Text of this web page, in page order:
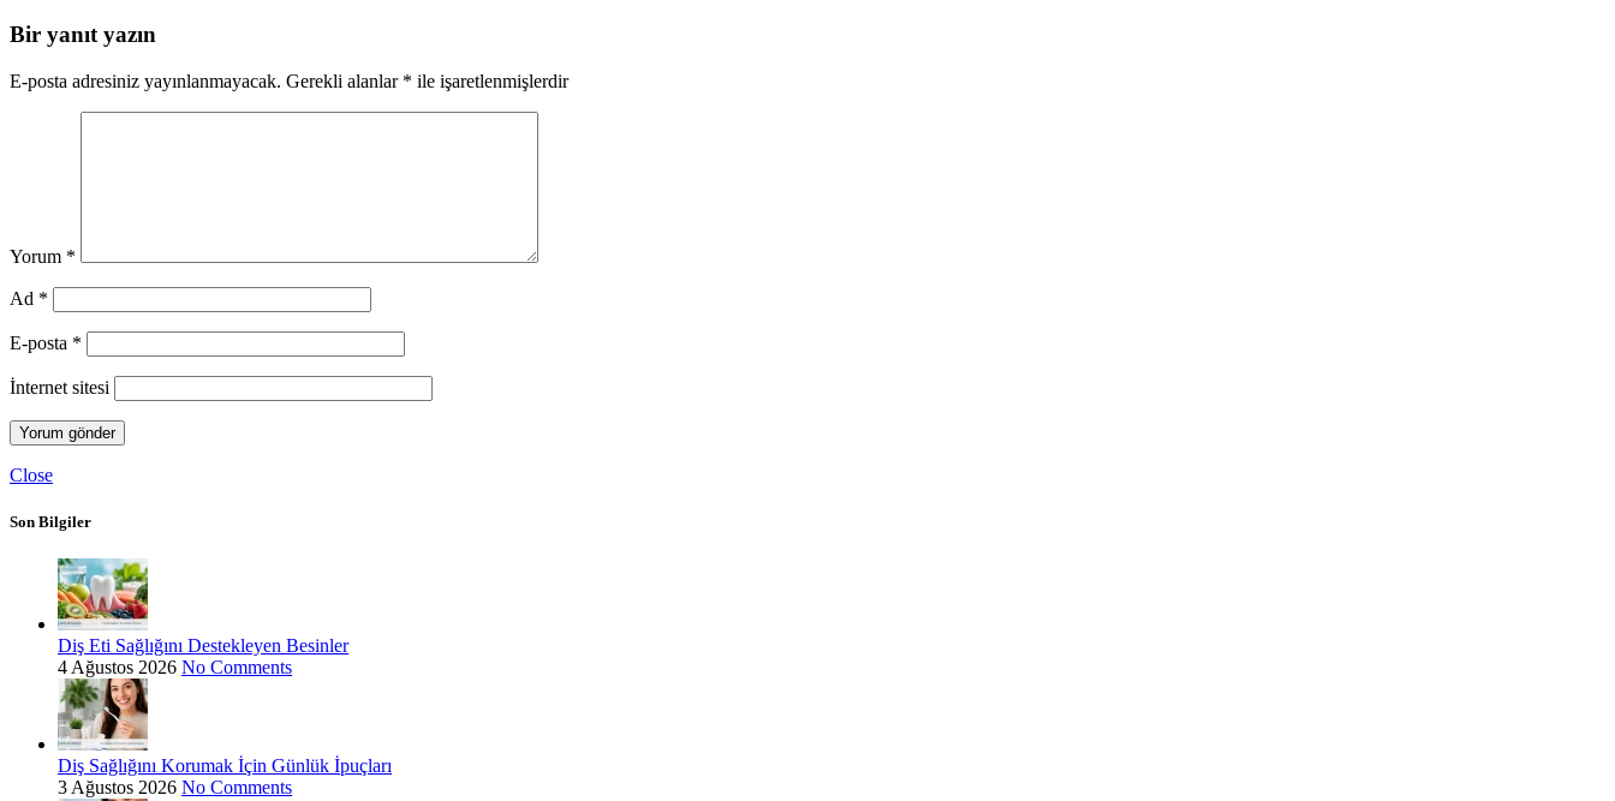
Bir yanıt yazın
E-posta adresiniz yayınlanmayacak. Gerekli alanlar * ile işaretlenmişlerdir
Yorum *
Ad *
E-posta *
İnternet sitesi
Close
Son Bilgiler
Diş Eti Sağlığını Destekleyen Besinler
4 Ağustos 2026 No Comments
Diş Sağlığını Korumak İçin Günlük İpuçları
3 Ağustos 2026 No Comments